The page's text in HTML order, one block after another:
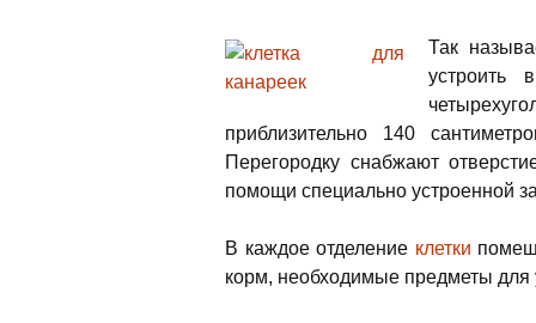
Так
устроить
приблизительно 140
Перегородку снабжают
помощи специально устроенной
В каждое отделение клетки
корм, необходимые предметы для